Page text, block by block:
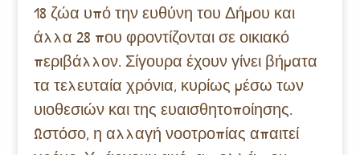
18 ζώα υπό την ευθύνη του Δήμου και
άλλα 28 που φροντίζονται σε οικιακό
περιβάλλον. Σίγουρα έχουν γίνει βήματα
τα τελευταία χρόνια, κυρίως μέσω των
υιοθεσιών και της ευαισθητοποίησης.
Ωστόσο, η αλλαγή νοοτροπίας απαιτεί